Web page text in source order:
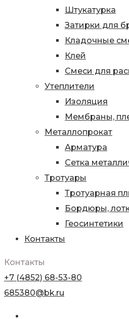
Штукатурка
Затирки для
Кладочные
Клей
Смеси для
Утеплители
Изоляция
Мембраны,
Металлопрокат
Арматура
Сетка
Тротуары
Тротуарная
Бордюры,
Геосинтетики
Контакты
Контакты
+7 (4852) 68-53-80
685380@bk.ru